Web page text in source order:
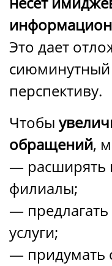
Это дает
сиюминутный
перспективу.
Чтобы
обращений,
— расширять
филиалы;
—
услуги;
— придумать